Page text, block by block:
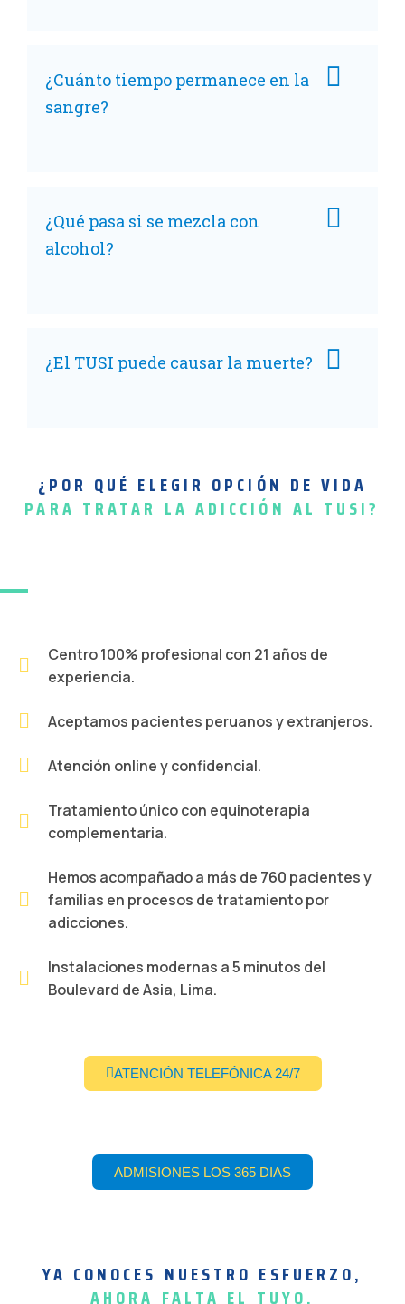
¿Cuánto tiempo permanece en la
sangre?
¿Qué pasa si se mezcla con
alcohol?
¿El TUSI puede causar la muerte?
¿POR QUÉ ELEGIR OPCIÓN DE VIDA
PARA TRATAR LA ADICCIÓN AL TUSI?
Centro 100% profesional con 21 años de
experiencia.
Aceptamos pacientes peruanos y extranjeros.
Atención online y confidencial.
Tratamiento único con equinoterapia
complementaria.
Hemos acompañado a más de 760 pacientes y
familias en procesos de tratamiento por
adicciones.
Instalaciones modernas a 5 minutos del
Boulevard de Asia, Lima.
ATENCIÓN TELEFÓNICA 24/7
ADMISIONES LOS 365 DIAS
YA CONOCES NUESTRO ESFUERZO,
AHORA FALTA EL TUYO.